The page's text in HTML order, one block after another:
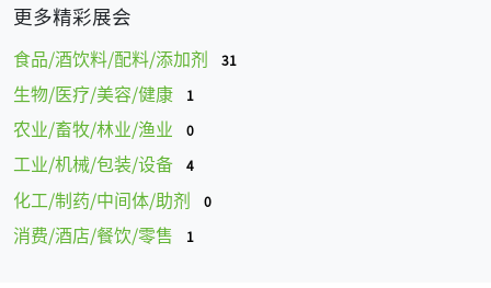
更多精彩展会
食品/酒饮料/配料/添加剂 31
生物/医疗/美容/健康 1
农业/畜牧/林业/渔业 0
工业/机械/包装/设备 4
化工/制药/中间体/助剂 0
消费/酒店/餐饮/零售 1